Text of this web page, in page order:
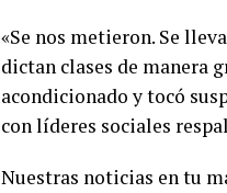
«Se nos metieron. Se
dictan clases de manera
acondicionado y tocó
con líderes sociales
Nuestras noticias en tu